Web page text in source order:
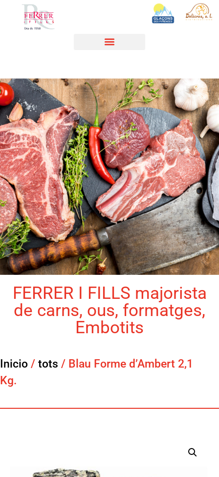
FERRER I FILLS majorista
de carns, ous, formatges,
Embotits
Inicio / tots / Blau Forme d’Ambert 2,1
Kg.